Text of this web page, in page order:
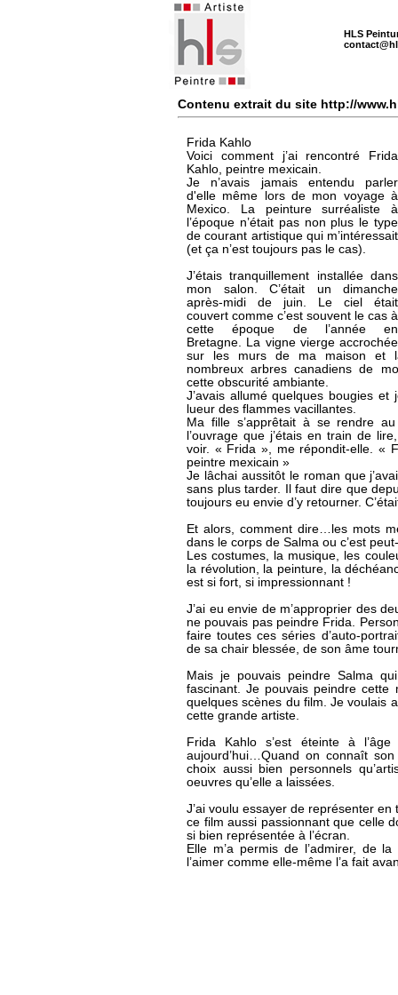
HLS
Contenu extrait du site http://
Frida Kahlo
Voici comment j’ai rencontré
Frida
Kahlo, peintre mexicain.
Je n’avais jamais entendu parler
d'elle même lors de mon voyage à
Mexico. La peinture surréaliste à
l’époque n’était pas non plus le type
de courant artistique qui m’intéressait
(et ça n’est toujours pas le cas).
J’étais tranquillement installée dans
mon salon. C’était un dimanche
après-midi de juin. Le ciel était
couvert comme c’est souvent le cas à
cette époque de l’année en
Bretagne. La vigne vierge accrochée
sur les murs de ma maison et
nombreux arbres canadiens de
cette obscurité ambiante.
J’avais allumé quelques bougies
lueur des flammes vacillantes.
Ma fille s’apprêtait à se rendre
l’ouvrage que j’étais en train de
voir. « Frida », me répondit-elle. «
peintre mexicain »
Je lâchai aussitôt le roman que
sans plus tarder. Il faut dire que
toujours eu envie d’y retourner.
Et alors, comment dire…les mots
dans le corps de Salma ou c’est
Les costumes, la musique, les
la révolution, la peinture, la
est si fort, si impressionnant !
J’ai eu envie de m’approprier des
ne pouvais pas peindre Frida.
faire toutes ces séries d’auto-
de sa chair blessée, de son âme
Mais je pouvais peindre Salma
fascinant. Je pouvais peindre cette
quelques scènes du film. Je voulais
cette grande artiste.
Frida Kahlo s’est éteinte à
aujourd’hui…Quand on connaît
choix aussi bien personnels
oeuvres qu’elle a laissées.
J’ai voulu essayer de représenter
ce film aussi passionnant que celle
si bien représentée à l’écran.
Elle m’a permis de l’admirer, de
l’aimer comme elle-même l’a fait